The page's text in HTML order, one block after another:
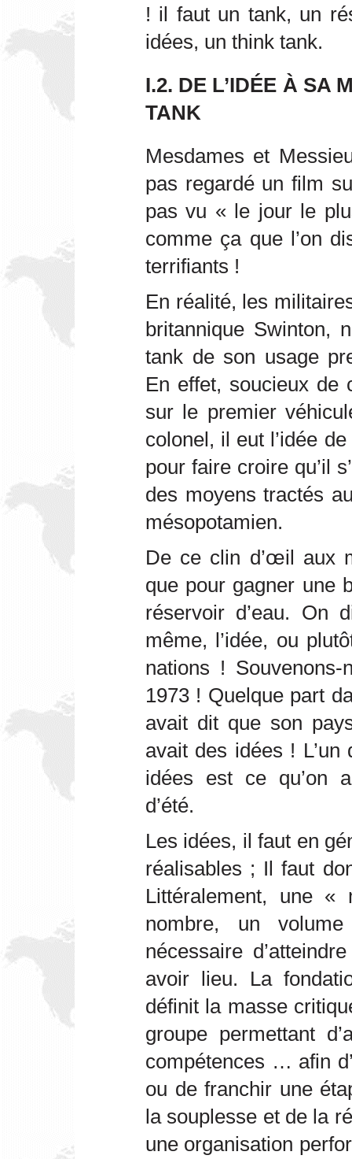
! il faut un tank, un
idées, un think tank.
I.2. DE L’IDÉE À SA
TANK
Mesdames et
pas regardé un film
pas vu « le jour le
comme ça que l’on
terrifiants !
En réalité, les
britannique Swinton,
tank de son usage
En effet, soucieux de
sur le premier
colonel, il eut l’idée
pour faire croire qu’il
des moyens tractés
mésopotamien.
De ce clin d’œil aux
que pour gagner une
réservoir d’eau. On
même, l’idée, ou
nations !
1973 ! Quelque part
avait dit que son
avait des idées !
idées est ce qu’on
d’été.
Les idées, il faut en
réalisables ; Il faut
Littéralement, une «
nombre, un
nécessaire
avoir lieu. La
définit la masse
groupe permettant
compétences … afin
ou de franchir une
la souplesse et de la
une organisation